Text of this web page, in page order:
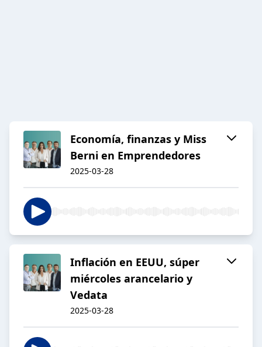
Economía, finanzas y Miss
Berni en Emprendedores
2025-03-28
Inflación en EEUU, súper
miércoles arancelario y
Vedata
2025-03-28